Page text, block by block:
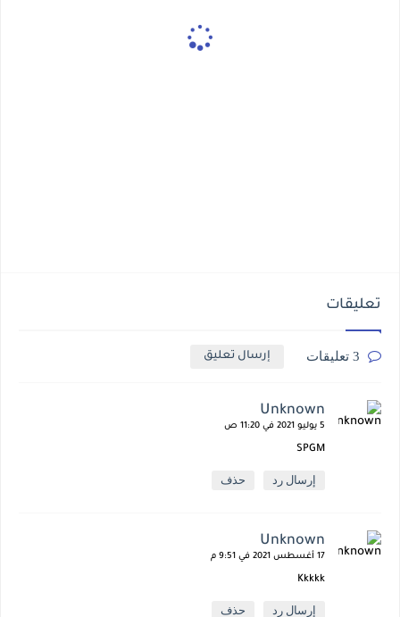
تعليقات
إرسال تعليق
Unknown
5 يوليو 2021 في 11:20 ص
SPGM
إرسال رد حذف
Unknown
17 أغسطس 2021 في 9:51 م
Kkkkk
إرسال رد حذف